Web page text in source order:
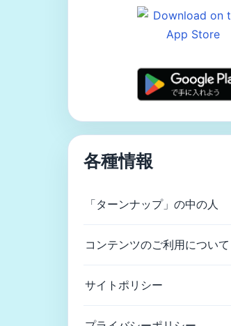
各種情報
「ターンナップ」の中の人
コンテンツのご利用について
サイトポリシー